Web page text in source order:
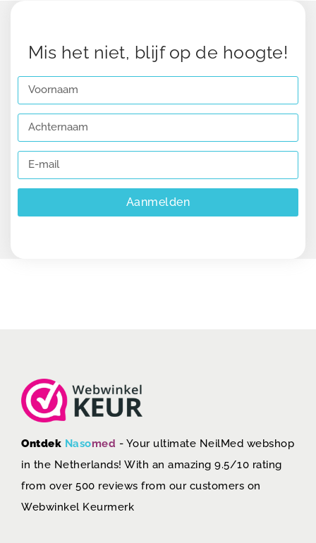
Mis het niet, blijf op de hoogte!
Aanmelden
Ontdek Nasomed - Your ultimate NeilMed webshop
in the Netherlands! With an amazing 9.5/10 rating
from over 500 reviews from our customers on
Webwinkel Keurmerk